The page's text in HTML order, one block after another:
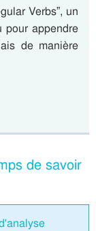
Verbs”, un
pour appendre
de manière
de savoir